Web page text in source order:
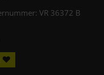
VR 36372 B